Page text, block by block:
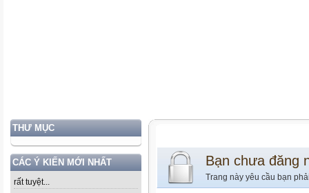
THƯ MỤC
CÁC Ý KIẾN MỚI NHẤT
rất tuyệt...
Bạn chưa đăng
Trang này yêu cầu bạn